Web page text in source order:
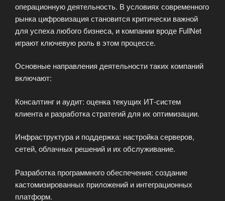
операционную деятельность. В условиях современного
рынка цифровизация становится критически важной
для успеха любого бизнеса, и компании вроде FullNet
играют ключевую роль в этом процессе.
Основные направления деятельности таких компаний
включают:
Консалтинг и аудит: оценка текущих ИТ-систем
клиента и разработка стратегий для их оптимизации.
Инфраструктура и поддержка: настройка серверов,
сетей, облачных решений и их обслуживание.
Разработка программного обеспечения: создание
кастомизированных приложений и интеграционных
платформ.